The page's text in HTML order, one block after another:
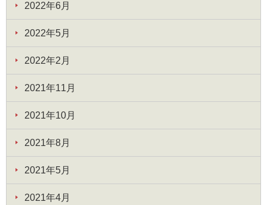
2022年6月
2022年5月
2022年2月
2021年11月
2021年10月
2021年8月
2021年5月
2021年4月